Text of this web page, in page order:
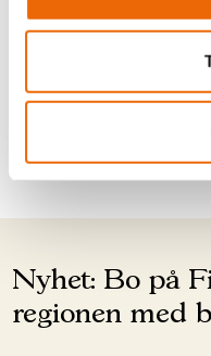
Nyhet: Bo på
regionen med